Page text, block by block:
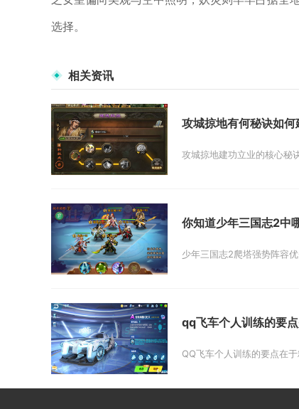
选择。
相关资讯
攻城掠地有何秘诀如何
攻城掠地建功立业的核心秘
你知道少年三国志2中
少年三国志2爬塔强势阵容
qq飞车个人训练的要
QQ飞车个人训练的要点在